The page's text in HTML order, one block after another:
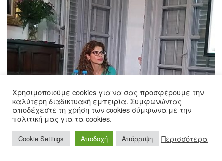
Χρησιμοποιούμε cookies για να σας προσφέρουμε την
καλύτερη διαδικτυακή εμπειρία. Συμφωνώντας
αποδέχεστε τη χρήση των cookies σύμφωνα με την
πολιτική μας για τα cookies.
Cookie Settings Αποδοχή Απόρριψη Περισσότερα